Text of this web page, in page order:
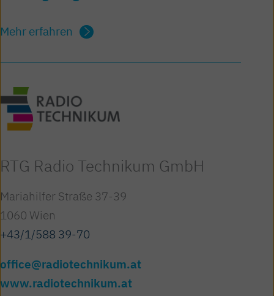
Mehr erfahren
RTG Radio Technikum GmbH
Mariahilfer Straße 37-39
1060 Wien
+43/1/588 39-70
office@radiotechnikum.at
www.radiotechnikum.at